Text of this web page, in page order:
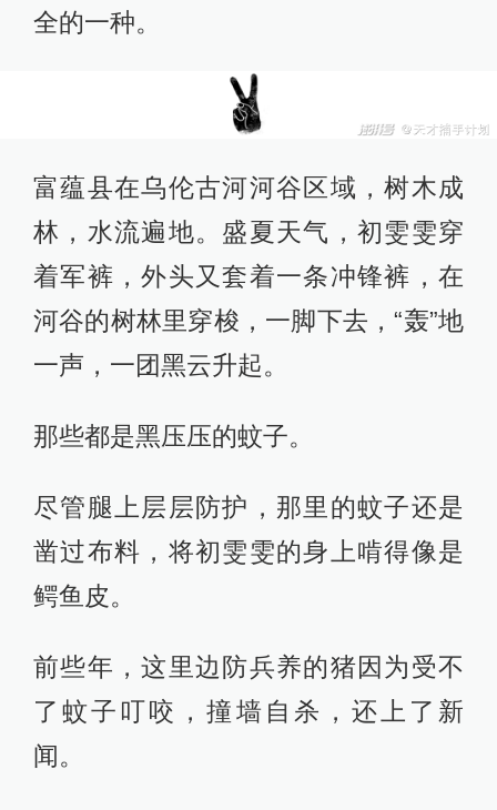
全的一种。
富蕴县在乌伦古河河谷区域，树木成
林，水流遍地。盛夏天气，初雯雯穿
着军裤，外头又套着一条冲锋裤，在
河谷的树林里穿梭，一脚下去，“轰”地
一声，一团黑云升起。
那些都是黑压压的蚊子。
尽管腿上层层防护，那里的蚊子还是
凿过布料，将初雯雯的身上啃得像是
鳄鱼皮。
前些年，这里边防兵养的猪因为受不
了蚊子叮咬，撞墙自杀，还上了新
闻。